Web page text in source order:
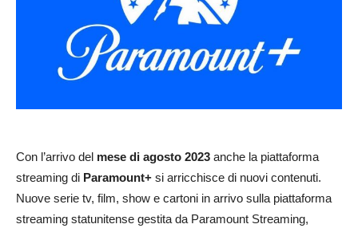
Con l’arrivo del mese di agosto 2023 anche la piattaforma
streaming di Paramount+ si arricchisce di nuovi contenuti.
Nuove serie tv, film, show e cartoni in arrivo sulla piattaforma
streaming statunitense gestita da Paramount Streaming,